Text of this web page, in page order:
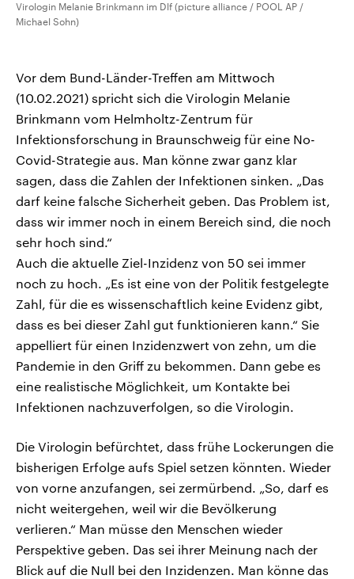
Virologin Melanie Brinkmann im Dlf (picture alliance / POOL AP /
Michael Sohn)
Vor dem Bund-Länder-Treffen am Mittwoch
(10.02.2021) spricht sich die Virologin Melanie
Brinkmann vom Helmholtz-Zentrum für
Infektionsforschung in Braunschweig für eine No-
Covid-Strategie aus. Man könne zwar ganz klar
sagen, dass die Zahlen der Infektionen sinken. „Das
darf keine falsche Sicherheit geben. Das Problem ist,
dass wir immer noch in einem Bereich sind, die noch
sehr hoch sind.“
Auch die aktuelle Ziel-Inzidenz von 50 sei immer
noch zu hoch. „Es ist eine von der Politik festgelegte
Zahl, für die es wissenschaftlich keine Evidenz gibt,
dass es bei dieser Zahl gut funktionieren kann.“ Sie
appelliert für einen Inzidenzwert von zehn, um die
Pandemie in den Griff zu bekommen. Dann gebe es
eine realistische Möglichkeit, um Kontakte bei
Infektionen nachzuverfolgen, so die Virologin.
Die Virologin befürchtet, dass frühe Lockerungen die
bisherigen Erfolge aufs Spiel setzen könnten. Wieder
von vorne anzufangen, sei zermürbend. „So, darf es
nicht weitergehen, weil wir die Bevölkerung
verlieren.“ Man müsse den Menschen wieder
Perspektive geben. Das sei ihrer Meinung nach der
Blick auf die Null bei den Inzidenzen. Man könne das